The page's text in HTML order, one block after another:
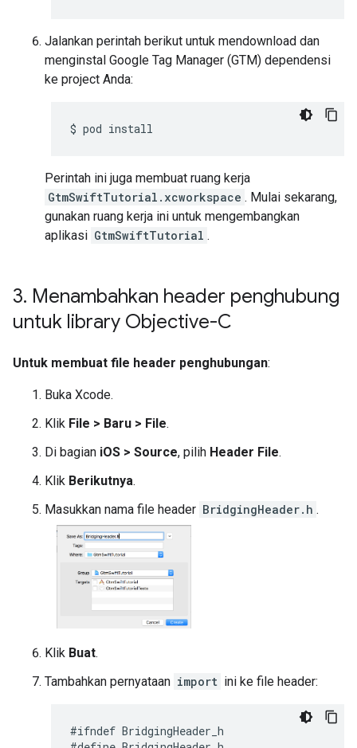
Jalankan perintah berikut untuk mendownload dan
menginstal Google Tag Manager (GTM) dependensi
ke project Anda:
$ pod install
Perintah ini juga membuat ruang kerja
GtmSwiftTutorial.xcworkspace . Mulai sekarang,
gunakan ruang kerja ini untuk mengembangkan
aplikasi GtmSwiftTutorial .
3. Menambahkan header penghubung
untuk library Objective-C
Untuk membuat file header penghubungan:
Buka Xcode.
Klik File > Baru > File.
Di bagian iOS > Source, pilih Header File.
Klik Berikutnya.
Masukkan nama file header BridgingHeader.h .
Klik Buat.
Tambahkan pernyataan import ini ke file header:
#ifndef BridgingHeader_h